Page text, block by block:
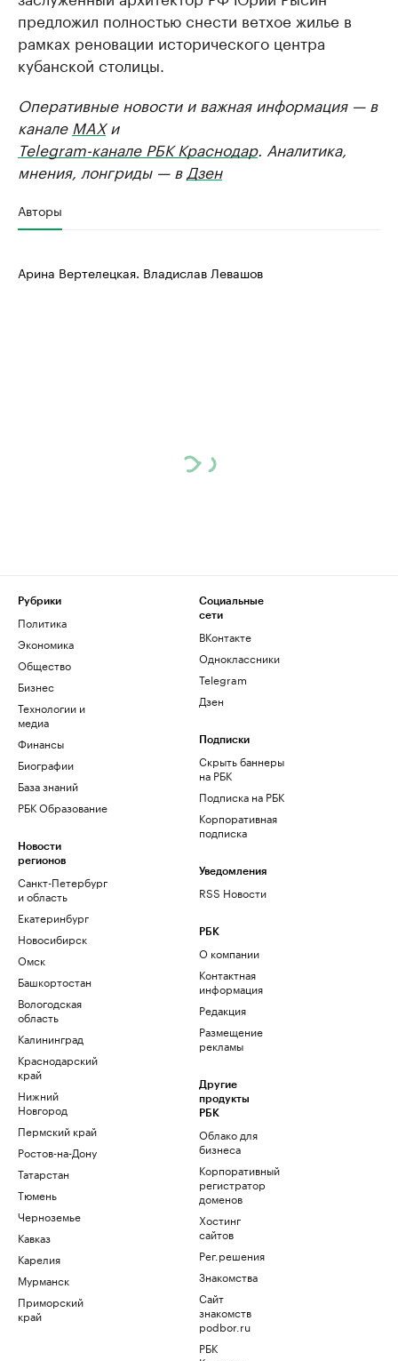
предложил полностью снести ветхое жилье в
рамках реновации исторического центра
кубанской столицы.
Оперативные новости и важная информация — в
канале MAXи
Telegram-канале РБК Краснодар. Аналитика,
мнения, лонгриды — в Дзен
Авторы
Арина Вертелецкая. Владислав Левашов
Рубрики
Политика
Экономика
Общество
Бизнес
Технологии и
медиа
Финансы
Биографии
База знаний
РБК Образование
Новости
регионов
Санкт-Петербург
и область
Екатеринбург
Новосибирск
Омск
Башкортостан
Вологодская
область
Калининград
Краснодарский
край
Нижний
Новгород
Пермский край
Ростов-на-Дону
Татарстан
Тюмень
Черноземье
Кавказ
Карелия
Мурманск
Приморский
край
Социальные
сети
ВКонтакте
Одноклассники
Telegram
Дзен
Подписки
Скрыть баннеры
на РБК
Подписка на РБК
Корпоративная
подписка
Уведомления
RSS Новости
РБК
О компании
Контактная
информация
Редакция
Размещение
рекламы
Другие
продукты
РБК
Облако для
бизнеса
Корпоративный
регистратор
доменов
Хостинг
сайтов
Рег.решения
Знакомства
Сайт
знакомств
podbor.ru
РБК